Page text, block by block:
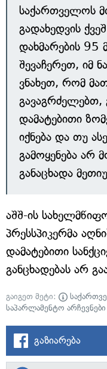
საქართველოს
გადახედვის
დახმარების
შევაჩერეთ, იმ
ვნახეთ, რომ
დამატებითი
იქნება და თუ
გამოყენება არ
განაცხადა
აშშ-ის
პრესსპიკერმა
დამატებითი
განცხადებას არ
გაიგეთ მეტი:
საპარლამენტო
გაზიარება